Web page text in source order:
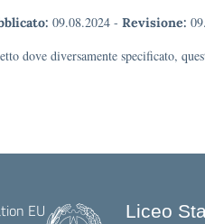
09.08.2024 - Revisione:
dove diversamente specificato,
Liceo